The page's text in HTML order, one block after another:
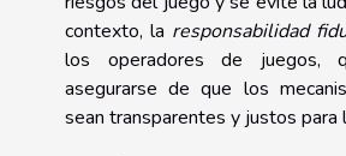
contexto, la responsabilidad
los operadores de juegos,
asegurarse de que los
sean transparentes y justos para